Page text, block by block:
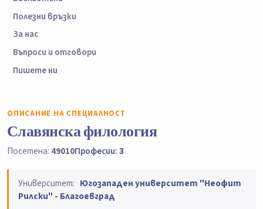
Полезни връзки
За нас
Въпроси и отговори
Пишете ни
ОПИСАНИЕ НА СПЕЦИАЛНОСТ
Славянска филология
Посетена: 49010Професии:3
Университет: Югозападен университет "Неофит
Рилски" - Благоевград